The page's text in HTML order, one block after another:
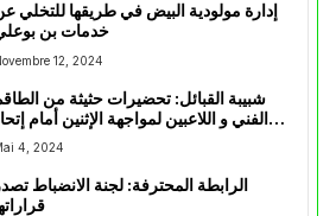
إدارة مولودية البيض في طريقها للتخلي
خدمات بن
12, 2024
شبيبة القبائل: تحضيرات حثيثة من
الفني و اللاعبين لمواجهة الإثنين أمام
4, 2024
الرابطة المحترفة: لجنة الانضباط